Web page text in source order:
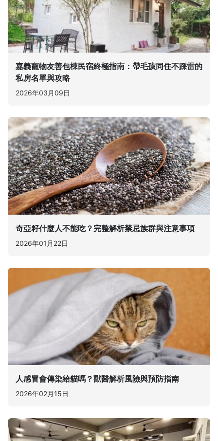
嘉義寵物友善包棟民宿終極指南：帶毛孩同住不踩雷的
私房名單與攻略
2026年03月09日
奇亞籽什麼人不能吃？完整解析禁忌族群與注意事項
2026年01月22日
人感冒會傳染給貓嗎？獸醫解析風險與預防指南
2026年02月15日